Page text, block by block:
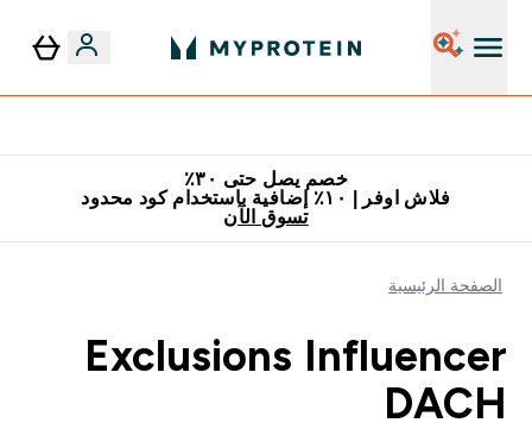
خصم يصل حتى ٣٠٪
فلاش اوفر | ١٠٪ إضافية باستخدام كود محدود
تسوق الآن
الصفحة الرئيسية
Exclusions Influencer
DACH